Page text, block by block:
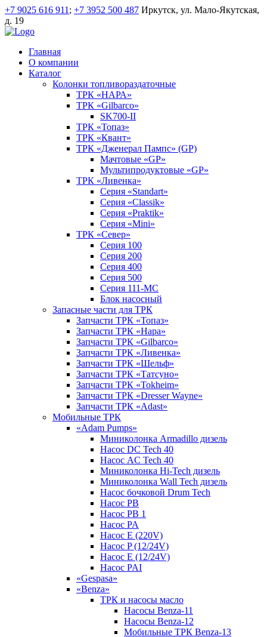
+7 9025 616 911 ; +7 3952 500 487 Иркутск, ул. Мало-Якутская,
д. 19
Главная
О компании
Каталог
Колонки топливораздаточные
ТРК «НАРА»
ТРК «Gilbarco»
SK700-II
ТРК «Топаз»
ТРК «Квант»
ТРК «Дженерал Пампс» (GP)
Мачтовые «GP»
Мультипродуктовые «GP»
ТРК «Ливенка»
Серия «Standart»
Серия «Classik»
Серия «Praktik»
Серия «Mini»
ТРК «Север»
Серия 100
Серия 200
Серия 400
Серия 500
Серия 111-МС
Блок насосный
Запасные части для ТРК
Запчасти ТРК «Топаз»
Запчасти ТРК «Нара»
Запчасти ТРК «Gilbarco»
Запчасти ТРК «Ливенка»
Запчасти ТРК «Шельф»
Запчасти ТРК «Татсуно»
Запчасти ТРК «Tokheim»
Запчасти ТРК «Dresser Wayne»
Запчасти ТРК «Adast»
Мобильные ТРК
«Adam Pumps»
Миниколонка Armadillo дизель
Насос DC Tech 40
Насос AC Tech 40
Миниколонка Hi-Tech дизель
Миниколонка Wall Tech дизель
Насос бочковой Drum Tech
Насос PB
Насос PB 1
Насос PA
Насос E (220V)
Насос P (12/24V)
Насос E (12/24V)
Насос PAI
«Gespasa»
«Benza»
ТРК и насосы масло
Насосы Benza-11
Насосы Benza-12
Мобильные ТРК Benza-13